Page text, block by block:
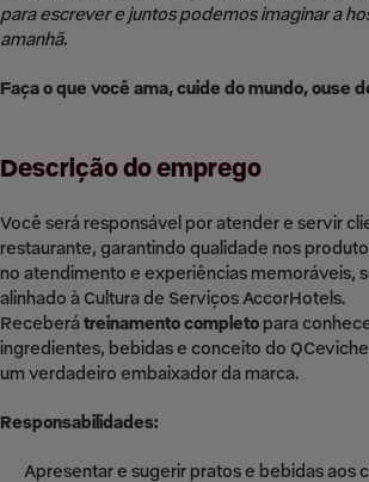
para escrever e juntos podemos imaginar a
amanhã.
Faça o que você ama, cuide do mundo, ouse
Descrição do emprego
Você será responsável por atender e servir
restaurante, garantindo qualidade nos
no atendimento e experiências memoráveis,
alinhado à Cultura de Serviços AccorHotels.
Receberátreinamento completo para
ingredientes, bebidas e conceito do
um verdadeiro embaixador da marca.
Responsabilidades:
Apresentar e sugerir pratos e bebidas aos